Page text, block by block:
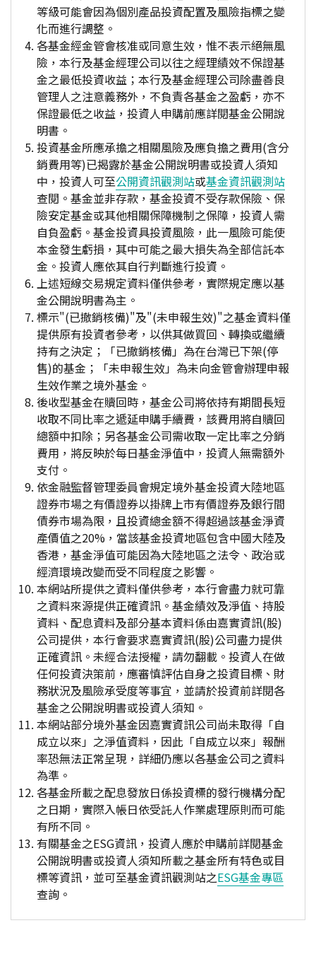
等級可能會因為個別產品投資配置及風險指標之變
化而進行調整。
各基金經金管會核准或同意生效，惟不表示絕無風
險，本行及基金經理公司以往之經理績效不保證基
金之最低投資收益；本行及基金經理公司除盡善良
管理人之注意義務外，不負責各基金之盈虧，亦不
保證最低之收益，投資人申購前應詳閱基金公開說
明書。
投資基金所應承擔之相關風險及應負擔之費用(含分
銷費用等)已揭露於基金公開說明書或投資人須知
中，投資人可至公開資訊觀測站或基金資訊觀測站
查閱。基金並非存款，基金投資不受存款保險、保
險安定基金或其他相關保障機制之保障，投資人需
自負盈虧。基金投資具投資風險，此一風險可能使
本金發生虧損，其中可能之最大損失為全部信託本
金。投資人應依其自行判斷進行投資。
上述短線交易規定資料僅供參考，實際規定應以基
金公開說明書為主。
標示"(已撤銷核備)"及"(未申報生效)"之基金資料僅
提供原有投資者參考，以供其做買回、轉換或繼續
持有之決定；「已撤銷核備」為在台灣已下架(停
售)的基金；「未申報生效」為未向金管會辦理申報
生效作業之境外基金。
後收型基金在贖回時，基金公司將依持有期間長短
收取不同比率之遞延申購手續費，該費用將自贖回
總額中扣除；另各基金公司需收取一定比率之分銷
費用，將反映於每日基金淨值中，投資人無需額外
支付。
依金融監督管理委員會規定境外基金投資大陸地區
證券市場之有價證券以掛牌上市有價證券及銀行間
債券市場為限，且投資總金額不得超過該基金淨資
產價值之20%，當該基金投資地區包含中國大陸及
香港，基金淨值可能因為大陸地區之法令、政治或
經濟環境改變而受不同程度之影響。
本網站所提供之資料僅供參考，本行會盡力就可靠
之資料來源提供正確資訊。基金績效及淨值、持股
資料、配息資料及部分基本資料係由嘉實資訊(股)
公司提供，本行會要求嘉實資訊(股)公司盡力提供
正確資訊。未經合法授權，請勿翻載。投資人在做
任何投資決策前，應審慎評估自身之投資目標、財
務狀況及風險承受度等事宜，並請於投資前詳閱各
基金之公開說明書或投資人須知。
本網站部分境外基金因嘉實資訊公司尚未取得「自
成立以來」之淨值資料，因此「自成立以來」報酬
率恐無法正常呈現，詳細仍應以各基金公司之資料
為準。
各基金所載之配息發放日係投資標的發行機構分配
之日期，實際入帳日依受託人作業處理原則而可能
有所不同。
有關基金之ESG資訊，投資人應於申購前詳閱基金
公開說明書或投資人須知所載之基金所有特色或目
標等資訊，並可至基金資訊觀測站之ESG基金專區
查詢。